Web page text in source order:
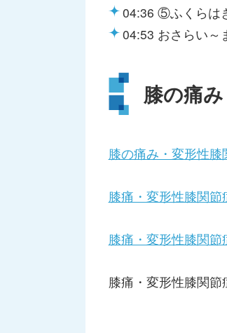
04:36 ⑤ふくらは
04:53 おさらい～
膝の痛
膝の痛み・変形性
膝痛・変形性膝関
膝痛・変形性膝関
膝痛・変形性膝関